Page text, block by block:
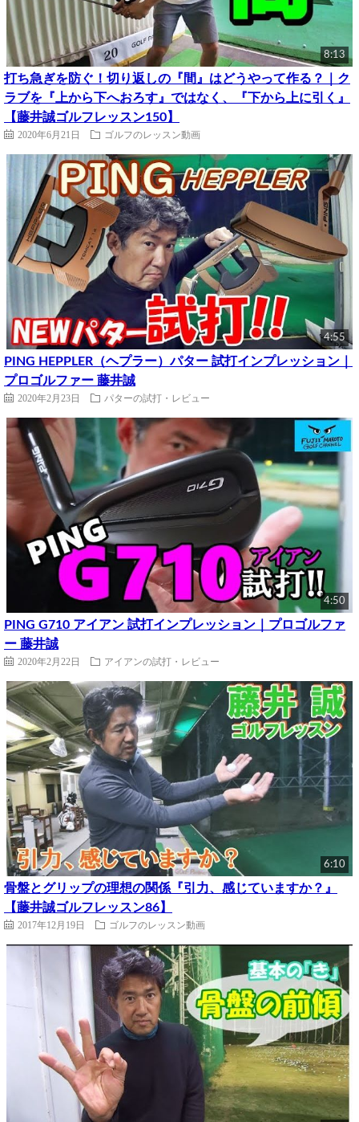
8:13
打ち急ぎを防ぐ！切り返しの『間』はどうやって作る？｜ク
ラブを『上から下へおろす』ではなく、『下から上に引く』
【藤井誠ゴルフレッスン150】
2020年6月21日 ゴルフのレッスン動画
4:55
PING HEPPLER（ヘプラー）パター 試打インプレッション｜
プロゴルファー 藤井誠
2020年2月23日 パターの試打・レビュー
4:50
PING G710 アイアン 試打インプレッション｜プロゴルファ
ー 藤井誠
2020年2月22日 アイアンの試打・レビュー
6:10
骨盤とグリップの理想の関係『引力、感じていますか？』
【藤井誠ゴルフレッスン86】
2017年12月19日 ゴルフのレッスン動画